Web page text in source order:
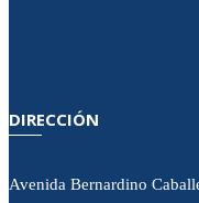
DIRECCIÓN
Avenida Bernardino